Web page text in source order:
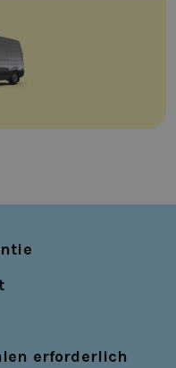
erforderlich